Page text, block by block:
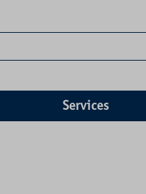
Services